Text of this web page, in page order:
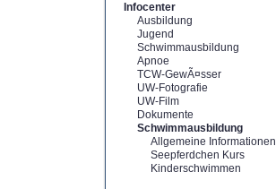
Infocenter
Ausbildung
Jugend
Schwimmausbildung
Apnoe
TCW-GewÃ¤sser
UW-Fotografie
UW-Film
Dokumente
Schwimmausbildung
Allgemeine Informationen
Seepferdchen Kurs
Kinderschwimmen